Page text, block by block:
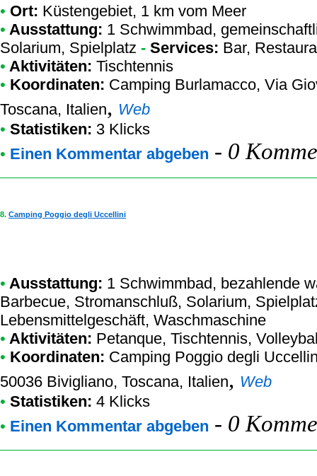
• Ort: Küstengebiet, 1 km vom Meer
• Ausstattung: 1 Schwimmbad,
Solarium, Spielplatz - Services: Bar,
• Aktivitäten: Tischtennis
• Koordinaten: Camping Burlamacco, Via
Toscana, Italien, Web
• Statistiken: 3 Klicks
• Einen Kommentar abgeben - 0
8. Camping Poggio degli Uccellini
• Ausstattung: 1 Schwimmbad, bezahlende
Barbecue, Stromanschluß, Solarium,
Lebensmittelgeschäft, Waschmaschine
• Aktivitäten: Petanque, Tischtennis,
• Koordinaten: Camping Poggio degli
50036 Bivigliano, Toscana, Italien, Web
• Statistiken: 4 Klicks
• Einen Kommentar abgeben - 0